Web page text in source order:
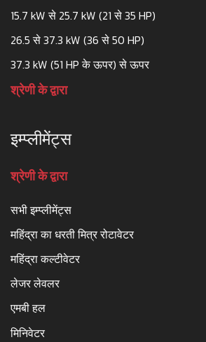
15.7 kW से 25.7 kW (21 से 35 HP)
26.5 से 37.3 kW (36 से 50 HP)
37.3 kW (51 HP के ऊपर) से ऊपर
श्रेणी के द्वारा
इम्प्लीमेंट्स
श्रेणी के द्वारा
सभी इम्प्लीमेंट्स
महिंद्रा का धरती मित्र रोटावेटर
महिंद्रा कल्टीवेटर
लेजर लेवलर
एमबी हल
मिनिवेटर